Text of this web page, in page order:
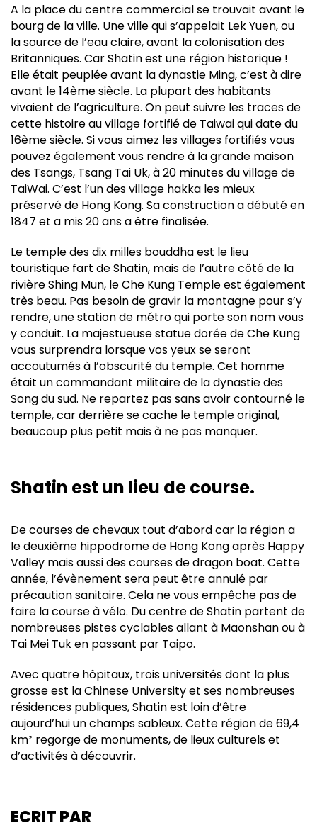
A la place du centre commercial se trouvait avant le
bourg de la ville. Une ville qui s’appelait Lek Yuen, ou
la source de l’eau claire, avant la colonisation des
Britanniques. Car Shatin est une région historique !
Elle était peuplée avant la dynastie Ming, c’est à dire
avant le 14ème siècle. La plupart des habitants
vivaient de l’agriculture. On peut suivre les traces de
cette histoire au village fortifié de Taiwai qui date du
16ème siècle. Si vous aimez les villages fortifiés vous
pouvez également vous rendre à la grande maison
des Tsangs, Tsang Tai Uk, à 20 minutes du village de
TaiWai. C’est l’un des village hakka les mieux
préservé de Hong Kong. Sa construction a débuté en
1847 et a mis 20 ans a être finalisée.
Le temple des dix milles bouddha est le lieu
touristique fart de Shatin, mais de l’autre côté de la
rivière Shing Mun, le Che Kung Temple est également
très beau. Pas besoin de gravir la montagne pour s’y
rendre, une station de métro qui porte son nom vous
y conduit. La majestueuse statue dorée de Che Kung
vous surprendra lorsque vos yeux se seront
accoutumés à l’obscurité du temple. Cet homme
était un commandant militaire de la dynastie des
Song du sud. Ne repartez pas sans avoir contourné le
temple, car derrière se cache le temple original,
beaucoup plus petit mais à ne pas manquer.
Shatin est un lieu de course.
De courses de chevaux tout d’abord car la région a
le deuxième hippodrome de Hong Kong après Happy
Valley mais aussi des courses de dragon boat. Cette
année, l’évènement sera peut être annulé par
précaution sanitaire. Cela ne vous empêche pas de
faire la course à vélo. Du centre de Shatin partent de
nombreuses pistes cyclables allant à Maonshan ou à
Tai Mei Tuk en passant par Taipo.
Avec quatre hôpitaux, trois universités dont la plus
grosse est la Chinese University et ses nombreuses
résidences publiques, Shatin est loin d’être
aujourd’hui un champs sableux. Cette région de 69,4
km² regorge de monuments, de lieux culturels et
d’activités à découvrir.
ECRIT PAR